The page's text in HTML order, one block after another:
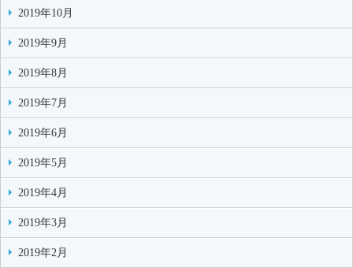
2019年10月
2019年9月
2019年8月
2019年7月
2019年6月
2019年5月
2019年4月
2019年3月
2019年2月